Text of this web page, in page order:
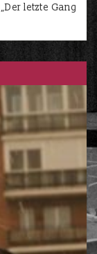
letzte Gang